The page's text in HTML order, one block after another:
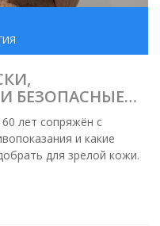
БЕЗОПАСНЫЕ
лет сопряжён с
и какие
для зрелой кожи.